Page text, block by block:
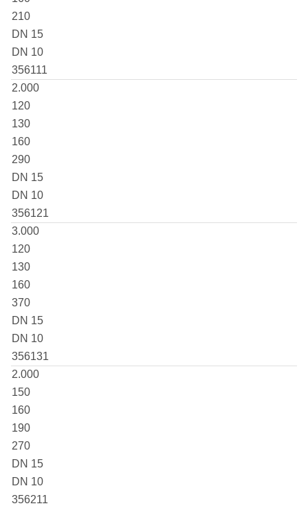
210
DN 15
DN 10
356111
2.000
120
130
160
290
DN 15
DN 10
356121
3.000
120
130
160
370
DN 15
DN 10
356131
2.000
150
160
190
270
DN 15
DN 10
356211